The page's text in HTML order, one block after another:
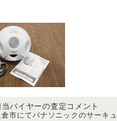
当バイヤーの査定コメント
倉市にてパナソニックのサーキ